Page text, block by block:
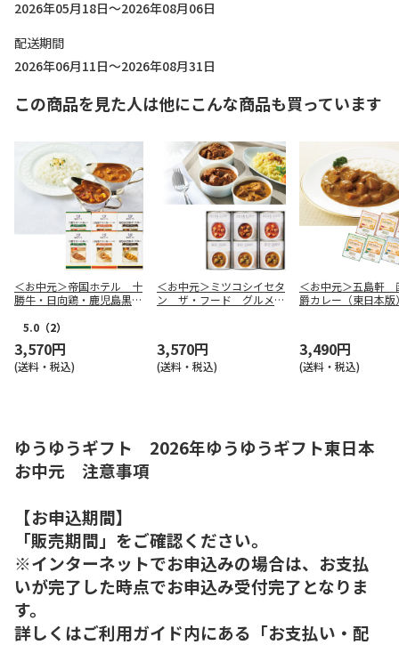
2026年05月18日～2026年08月06日
配送期間
2026年06月11日～2026年08月31日
この商品を見た人は他にこんな商品も買っています
＜お中元＞帝国ホテル 十
勝牛・日向鶏・鹿児島黒豚
5.0 （2）
3,570円
(送料・税込)
＜お中元＞ミツコシイセタ
ン ザ・フード グルメカ
3,570円
(送料・税込)
＜お中元＞五島軒
爵カレー（東日本版
3,490円
(送料・税込)
ゆうゆうギフト 2026年ゆうゆうギフト東日本
お中元 注意事項
【お申込期間】
「販売期間」をご確認ください。
※インターネットでお申込みの場合は、お支払
いが完了した時点でお申込み受付完了となりま
す。
詳しくはご利用ガイド内にある「お支払い・配